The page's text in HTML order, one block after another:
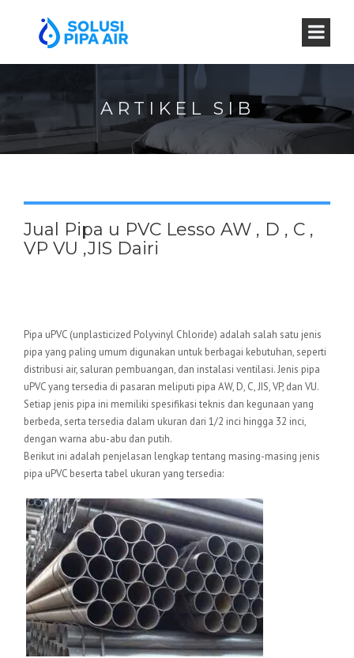
ARTIKEL SIB
Jual Pipa u PVC Lesso AW , D , C ,
VP VU ,JIS Dairi
Pipa uPVC (unplasticized Polyvinyl Chloride) adalah salah satu jenis
pipa yang paling umum digunakan untuk berbagai kebutuhan, seperti
distribusi air, saluran pembuangan, dan instalasi ventilasi. Jenis pipa
uPVC yang tersedia di pasaran meliputi pipa AW, D, C, JIS, VP, dan VU.
Setiap jenis pipa ini memiliki spesifikasi teknis dan kegunaan yang
berbeda, serta tersedia dalam ukuran dari 1/2 inci hingga 32 inci,
dengan warna abu-abu dan putih.
Berikut ini adalah penjelasan lengkap tentang masing-masing jenis
pipa uPVC beserta tabel ukuran yang tersedia: